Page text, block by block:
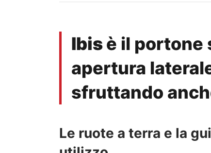
Ibisè il portone
apertura
sfruttando
Le ruote a terra e la